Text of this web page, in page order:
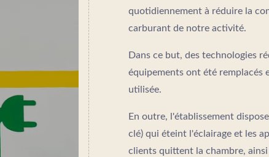
quotidiennement à réduire la
carburant de notre activité.
Dans ce but, des technologies
équipements ont été remplacés
utilisée.
En outre, l'établissement
clé) qui éteint l'éclairage et les
clients quittent la chambre,